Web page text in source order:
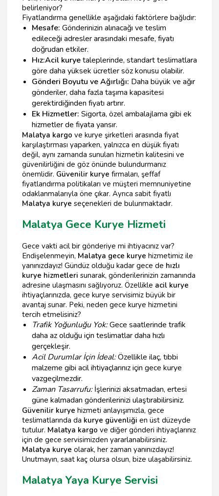
belirleniyor?
Fiyatlandırma genellikle aşağıdaki faktörlere bağlıdır:
Mesafe: Gönderinizin alınacağı ve teslim
edileceği adresler arasındaki mesafe, fiyatı
doğrudan etkiler.
Hız:Acil kuryetaleplerinde, standart teslimatlara
göre daha yüksek ücretler söz konusu olabilir.
Gönderi Boyutu ve Ağırlığı: Daha büyük ve ağır
gönderiler, daha fazla taşıma kapasitesi
gerektirdiğinden fiyatı artırır.
Ek Hizmetler: Sigorta, özel ambalajlama gibi ek
hizmetler de fiyata yansır.
Malatya kargo ve kurye şirketleri arasında fiyat
karşılaştırması yaparken, yalnızca en düşük fiyatı
değil, aynı zamanda sunulan hizmetin kalitesini ve
güvenilirliğini de göz önünde bulundurmanız
önemlidir. Güvenilir kurye firmaları, şeffaf
fiyatlandırma politikaları ve müşteri memnuniyetine
odaklanmalarıyla öne çıkar. Ayrıca sabit fiyatlı
Malatya kurye seçenekleri de bulunmaktadır.
Malatya Gece Kurye Hizmeti
Gece vakti acil bir gönderiye mi ihtiyacınız var?
Endişelenmeyin, Malatya gece kurye hizmetimiz ile
yanınızdayız! Gündüz olduğu kadar gece de hızlı
kurye hizmetleri sunarak, gönderilerinizin zamanında
adresine ulaşmasını sağlıyoruz. Özellikle acil kurye
ihtiyaçlarınızda, gece kurye servisimiz büyük bir
avantaj sunar. Peki, neden gece kurye hizmetini
tercih etmelisiniz?
Trafik Yoğunluğu Yok:Gece saatlerinde trafik
daha az olduğu için teslimatlar daha hızlı
gerçekleşir.
Acil Durumlar İçin İdeal:Özellikle ilaç, tıbbi
malzeme gibi acil ihtiyaçlarınız için gece kurye
vazgeçilmezdir.
Zaman Tasarrufu:İşlerinizi aksatmadan, ertesi
güne kalmadan gönderilerinizi ulaştırabilirsiniz.
Güvenilir kurye hizmeti anlayışımızla, gece
teslimatlarında da kurye güvenliği en üst düzeyde
tutulur. Malatya kargo ve diğer gönderi ihtiyaçlarınız
için de gece servisimizden yararlanabilirsiniz.
Malatya kurye olarak, her zaman yanınızdayız!
Unutmayın, saat kaç olursa olsun, bize ulaşabilirsiniz.
Malatya Yaya Kurye Servisi